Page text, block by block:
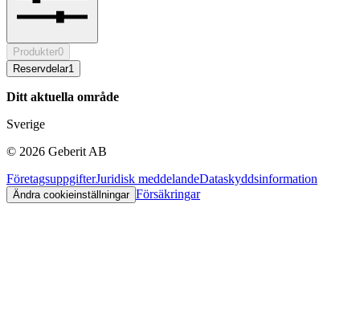
Produkter0
Reservdelar1
Ditt aktuella område
Sverige
© 2026 Geberit AB
FöretagsuppgifterJuridisk meddelandeDataskyddsinformation
Ändra cookieinställningar Försäkringar